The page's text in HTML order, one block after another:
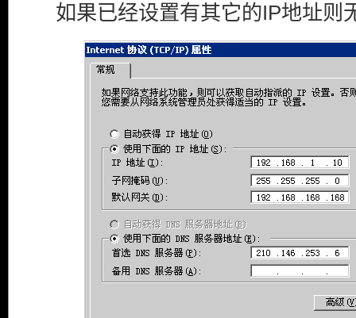
如果已经设置有其它的IP地址则